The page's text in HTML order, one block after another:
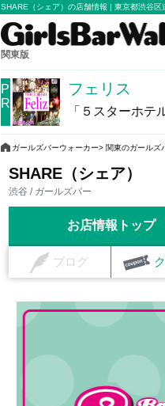
SHARE（シェア）の店舗情報 | 東京都渋谷区
関東版
P
R
フェリス
「５スターホテ
ガールズバーウォーカー 関東のガールズ
SHARE（シェア）
渋谷 / ガールズバー
お店情報トップ
ブログ